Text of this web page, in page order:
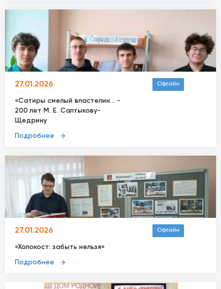
27.01.2026 Офлайн
«Сатиры смелый властелин… -
200 лет М. Е. Салтыкову-
Щедрину
Подробнее
27.01.2026 Офлайн
«Холокост: забыть нельзя»
Подробнее